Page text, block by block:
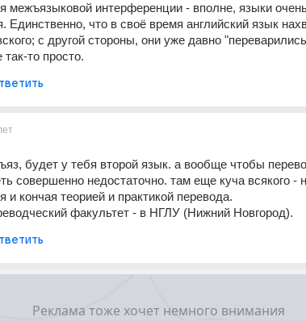
межъязыковой интерференции - вполне, языки
Единственно, что в своё время английский язык
с другой стороны, они уже давно
так-то просто.
будет у тебя второй язык. а вообще чтобы
совершенно недостаточно. там еще куча всякого -
и кончая теорией и практикой перевода.
факультет - в НГЛУ (Нижний Новгород).